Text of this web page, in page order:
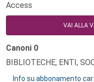
Access
VAI ALLA
Canoni 0
BIBLIOTECHE, ENTI,
Info su abbonamento